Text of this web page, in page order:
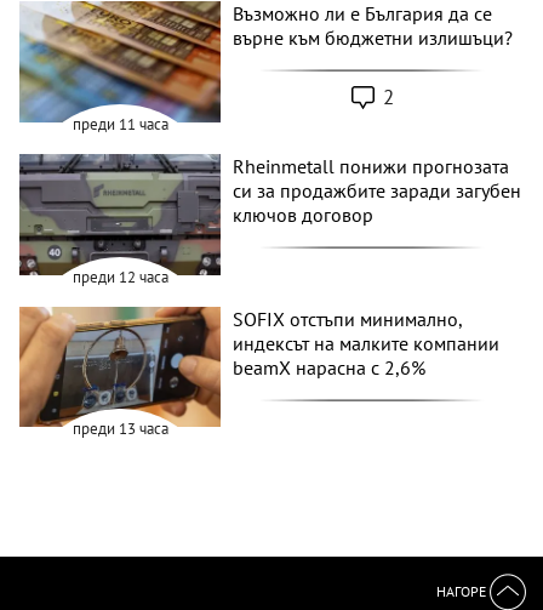
преди 11 часа
Възможно ли е България да се
върне към бюджетни излишъци?
2
преди 12 часа
Rheinmetall понижи прогнозата
си за продажбите заради загубен
ключов договор
преди 13 часа
SOFIX отстъпи минимално,
индексът на малките компании
beamX нарасна с 2,6%
НАГОРЕ